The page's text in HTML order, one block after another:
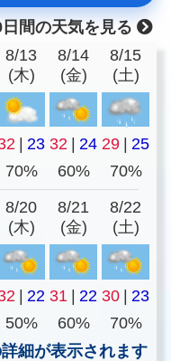
間の天気を見る
8/13
(木)
8/14
(金)
8/15
(土)
23 32 24 29
25
70% 60% 70%
8/20
(木)
8/21
(金)
8/22
(土)
22 31 22 30
23
50% 60%
70%
細が表示されます